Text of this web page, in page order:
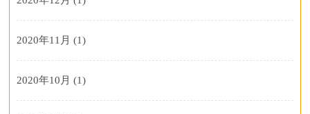
2020年11月 (1)
2020年10月 (1)